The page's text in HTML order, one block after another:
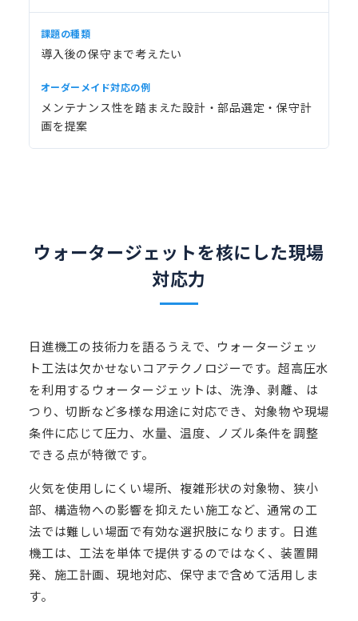
導入後の保守まで考えたい
メンテナンス性を踏まえた設計・部品選定・保守計
画を提案
ウォータージェットを核にした現場
対応力
日進機工の技術力を語るうえで、ウォータージェッ
ト工法は欠かせないコアテクノロジーです。超高圧水
を利用するウォータージェットは、洗浄、剥離、は
つり、切断など多様な用途に対応でき、対象物や現場
条件に応じて圧力、水量、温度、ノズル条件を調整
できる点が特徴です。
火気を使用しにくい場所、複雑形状の対象物、狭小
部、構造物への影響を抑えたい施工など、通常の工
法では難しい場面で有効な選択肢になります。日進
機工は、工法を単体で提供するのではなく、装置開
発、施工計画、現地対応、保守まで含めて活用しま
す。